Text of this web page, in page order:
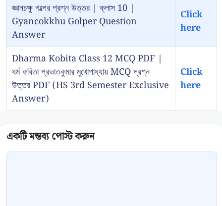
জ্ঞানচক্ষু গল্পের প্রশ্ন উত্তর | ক্লাস 10 |
Gyancokkhu Golper Question
Answer
Click
here
Dharma Kobita Class 12 MCQ PDF |
ধর্ম কবিতা প্রভাতকুমার মুখোপাধ্যায় MCQ প্রশ্ন
উত্তর PDF (HS 3rd Semester Exclusive
Answer)
Click
here
Comment